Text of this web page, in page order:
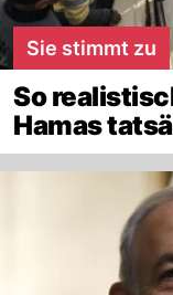
Sie stimmt zu
So
Hamas